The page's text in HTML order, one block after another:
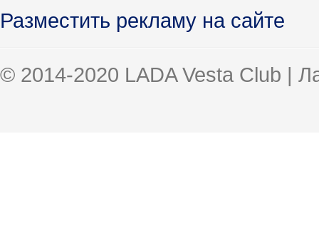
Разместить рекламу на сайте
© 2014-2020 LADA Vesta Club |